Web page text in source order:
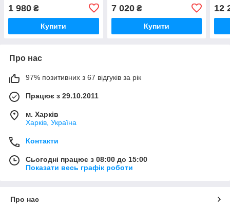
1 980 ₴
Купити
7 020₴
Купити
12
Про нас
97% позитивних з 67 відгуків за рік
Працює з 29.10.2011
м. Харків
Харків, Україна
Контакти
Сьогодні працює з 08:00 до 15:00
Показати весь графік роботи
Про нас